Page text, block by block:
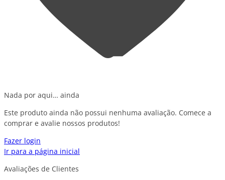
Nada por aqui… ainda
Este produto ainda não possui nenhuma avaliação. Comece a
comprar e avalie nossos produtos!
Fazer login
Ir para a página inicial
Avaliações de Clientes